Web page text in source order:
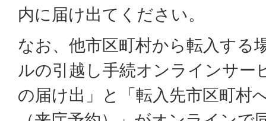
内に届け出てください。
なお、他市区町村から転入する
ルの引越し手続オンラインサー
の届け出」と「転入先市区町村